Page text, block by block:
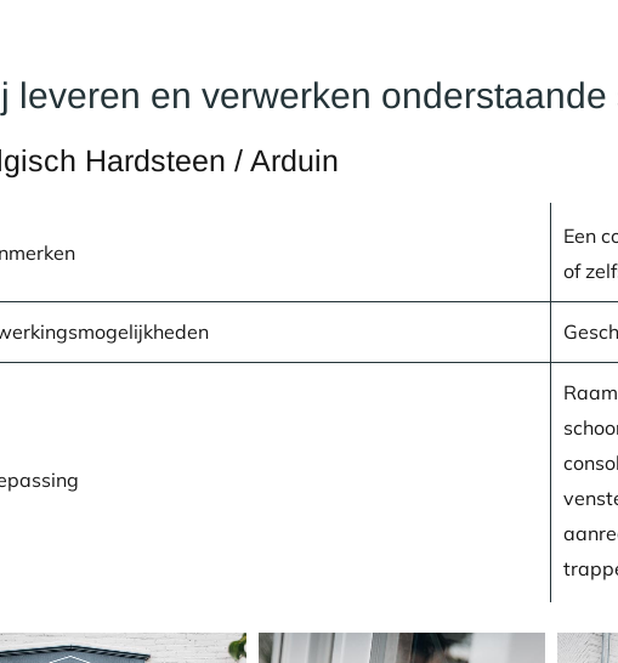
leveren en verwerken
Hardsteen / Arduin
Een
of